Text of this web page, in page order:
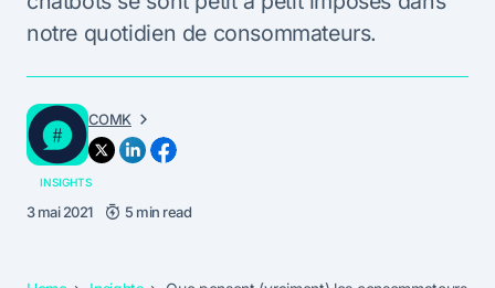
notre quotidien de consommateurs.
COMK
INSIGHTS
3 mai 2021 5 min read